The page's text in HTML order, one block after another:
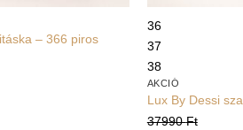
– 366 piros
36
37
38
AKCIÓ
Lux By Dessi
37990Ft